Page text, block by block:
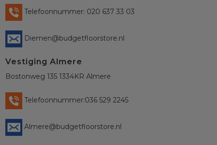
Telefoonnummer: 020 637 33 03
Diemen@budgetfloorstore.nl
Vestiging Almere
Bostonweg 135 1334KR Almere
Telefoonnummer:036 529 2245
Almere@budgetfloorstore.nl